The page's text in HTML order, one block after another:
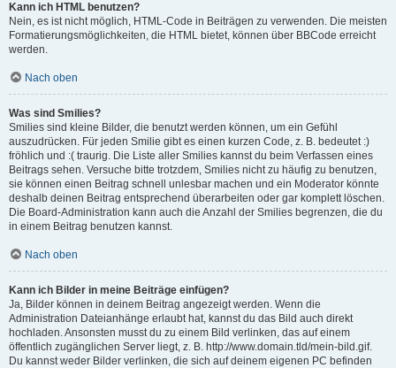
Kann ich HTML benutzen?
Nein, es ist nicht möglich, HTML-Code in Beiträgen zu verwenden. Die meisten
Formatierungsmöglichkeiten, die HTML bietet, können über BBCode erreicht
werden.
Nach oben
Was sind Smilies?
Smilies sind kleine Bilder, die benutzt werden können, um ein Gefühl
auszudrücken. Für jeden Smilie gibt es einen kurzen Code, z. B. bedeutet :)
fröhlich und :( traurig. Die Liste aller Smilies kannst du beim Verfassen eines
Beitrags sehen. Versuche bitte trotzdem, Smilies nicht zu häufig zu benutzen,
sie können einen Beitrag schnell unlesbar machen und ein Moderator könnte
deshalb deinen Beitrag entsprechend überarbeiten oder gar komplett löschen.
Die Board-Administration kann auch die Anzahl der Smilies begrenzen, die du
in einem Beitrag benutzen kannst.
Nach oben
Kann ich Bilder in meine Beiträge einfügen?
Ja, Bilder können in deinem Beitrag angezeigt werden. Wenn die
Administration Dateianhänge erlaubt hat, kannst du das Bild auch direkt
hochladen. Ansonsten musst du zu einem Bild verlinken, das auf einem
öffentlich zugänglichen Server liegt, z. B. http://www.domain.tld/mein-bild.gif.
Du kannst weder Bilder verlinken, die sich auf deinem eigenen PC befinden